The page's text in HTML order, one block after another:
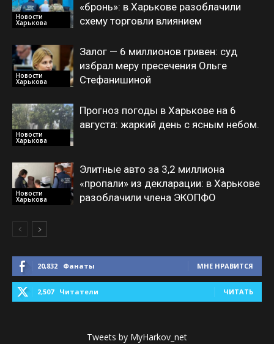
Новости
Харькова
«бронь»: в Харькове разоблачили
схему торговли влиянием
Новости
Харькова
Залог — 6 миллионов гривен: суд
избрал меру пресечения Ольге
Стефанишиной
Новости
Харькова
Прогноз погоды в Харькове на 6
августа: жаркий день с ясным небом.
Новости
Харькова
Элитные авто за 3,2 миллиона
«пропали» из декларации: в Харькове
разоблачили члена ЭКОПФО
20,832 Фанаты МНЕ НРАВИТСЯ
2,507 Читатели ЧИТАТЬ
Tweets by MyHarkov_net